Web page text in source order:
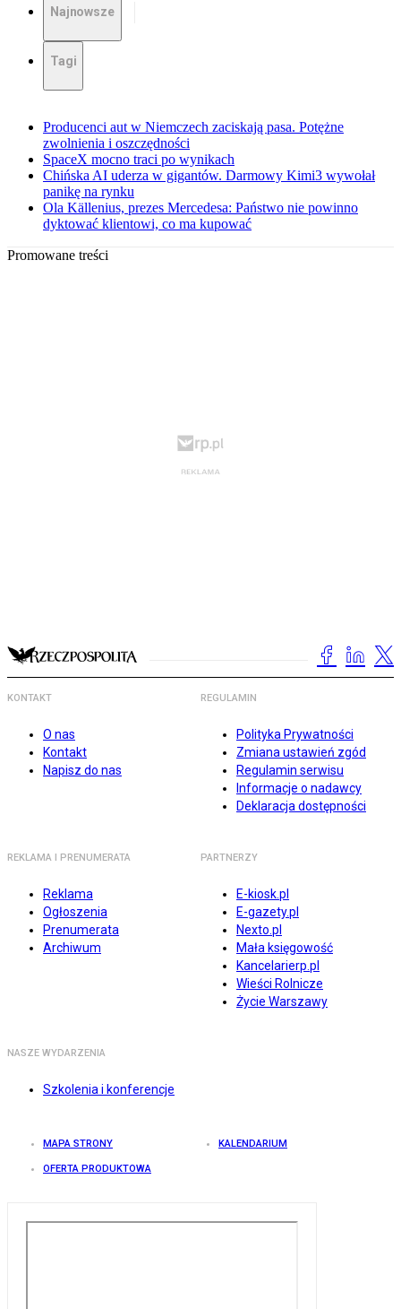
Najnowsze
Tagi
Producenci aut w Niemczech zaciskają pasa. Potężne
zwolnienia i oszczędności
SpaceX mocno traci po wynikach
Chińska AI uderza w gigantów. Darmowy Kimi3 wywołał
panikę na rynku
Ola Källenius, prezes Mercedesa: Państwo nie powinno
dyktować klientowi, co ma kupować
Promowane treści
KONTAKT
O nas
Kontakt
Napisz do nas
REGULAMIN
Polityka Prywatności
Zmiana ustawień zgód
Regulamin serwisu
Informacje o nadawcy
Deklaracja dostępności
REKLAMA I PRENUMERATA
Reklama
Ogłoszenia
Prenumerata
Archiwum
PARTNERZY
E-kiosk.pl
E-gazety.pl
Nexto.pl
Mała księgowość
Kancelarierp.pl
Wieści Rolnicze
Życie Warszawy
NASZE WYDARZENIA
Szkolenia i konferencje
MAPA STRONY KALENDARIUM
OFERTA PRODUKTOWA